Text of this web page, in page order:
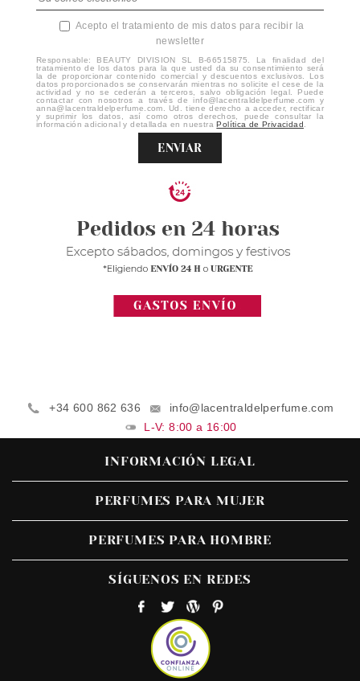
Acepto el tratamiento de mis datos para recibir la
newsletter
Responsable: BEAUTY DIVISION SL B-66515875. La finalidad del
tratamiento de los datos para la que usted da su consentimiento será
la de proporcionar contenido comercial y descuentos exclusivos. Los
datos proporcionados se conservarán mientras no solicite el cese de la
actividad y no se cederán a terceros, salvo obligación legal. Puede
contactar con nosotros a través de info@lacentraldelperfume.com y
anna@lacentraldelperfume.com. Ud. tiene derecho a acceder, rectificar
y suprimir los datos, así como otros derechos, puede consultar la
información adicional y detallada en nuestraPolítica de Privacidad
ENVIAR
+34 600 862 636
info@lacentraldelperfume.com
L-V: 8:00 a 16:00
INFORMACIÓN LEGAL
PERFUMES PARA MUJER
PERFUMES PARA HOMBRE
SÍGUENOS EN REDES